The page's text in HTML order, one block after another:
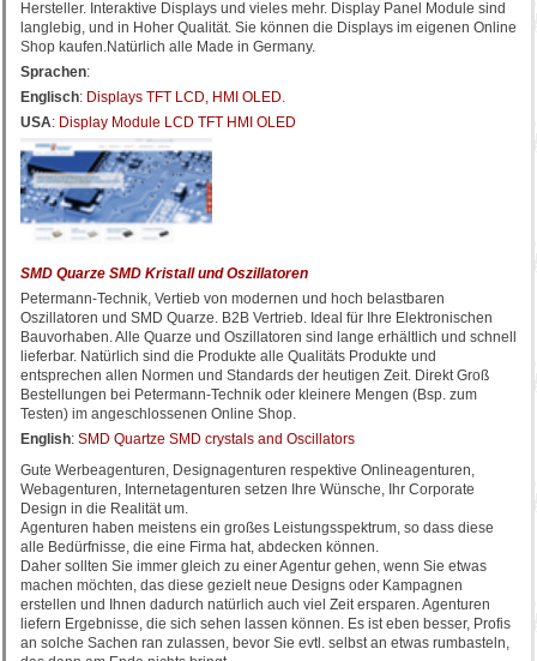
Hersteller. Interaktive Displays und vieles mehr. Display Panel Module sind
langlebig, und in Hoher Qualität. Sie können die Displays im eigenen Online
Shop kaufen.Natürlich alle Made in Germany.
Sprachen:
Englisch: Displays TFT LCD, HMI OLED.
USA: Display Module LCD TFT HMI OLED
SMD Quarze SMD Kristall und Oszillatoren
Petermann-Technik, Vertieb von modernen und hoch belastbaren
Oszillatoren und SMD Quarze. B2B Vertrieb. Ideal für Ihre Elektronischen
Bauvorhaben. Alle Quarze und Oszillatoren sind lange erhältlich und schnell
lieferbar. Natürlich sind die Produkte alle Qualitäts Produkte und
entsprechen allen Normen und Standards der heutigen Zeit. Direkt Groß
Bestellungen bei Petermann-Technik oder kleinere Mengen (Bsp. zum
Testen) im angeschlossenen Online Shop.
English: SMD Quartze SMD crystals and Oscillators
Gute Werbeagenturen, Designagenturen respektive Onlineagenturen,
Webagenturen, Internetagenturen setzen Ihre Wünsche, Ihr Corporate
Design in die Realität um.
Agenturen haben meistens ein großes Leistungsspektrum, so dass diese
alle Bedürfnisse, die eine Firma hat, abdecken können.
Daher sollten Sie immer gleich zu einer Agentur gehen, wenn Sie etwas
machen möchten, das diese gezielt neue Designs oder Kampagnen
erstellen und Ihnen dadurch natürlich auch viel Zeit ersparen. Agenturen
liefern Ergebnisse, die sich sehen lassen können. Es ist eben besser, Profis
an solche Sachen ran zulassen, bevor Sie evtl. selbst an etwas rumbasteln,